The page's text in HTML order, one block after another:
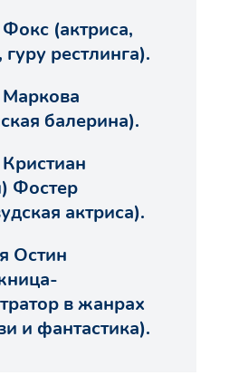
(актриса,
рестлинга).
балерина).
Фостер
актриса).
Остин
в жанрах
и фантастика).